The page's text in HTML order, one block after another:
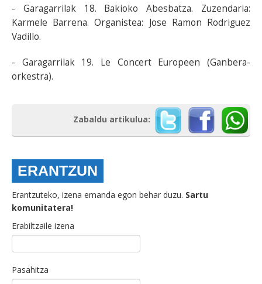
- Garagarrilak 18. Bakioko Abesbatza. Zuzendaria:
Karmele Barrena. Organistea: Jose Ramon Rodriguez
Vadillo.
- Garagarrilak 19. Le Concert Europeen (Ganbera-
orkestra).
Zabaldu artikulua:
ERANTZUN
Erantzuteko, izena emanda egon behar duzu. Sartu
komunitatera!
Erabiltzaile izena
Pasahitza